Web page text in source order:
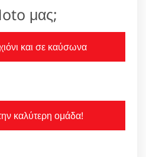
μας;
και σε καύσωνα
καλύτερη ομάδα!